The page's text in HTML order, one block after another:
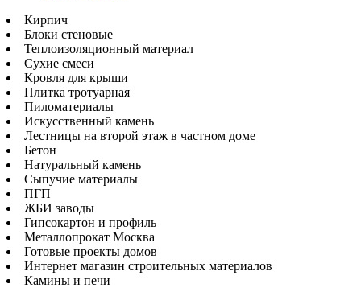
Кирпич
Блоки стеновые
Теплоизоляционный материал
Сухие смеси
Кровля для крыши
Плитка тротуарная
Пиломатериалы
Искусственный камень
Лестницы на второй этаж в частном доме
Бетон
Натуральный камень
Сыпучие материалы
ПГП
ЖБИ заводы
Гипсокартон и профиль
Металлопрокат Москва
Готовые проекты домов
Интернет магазин строительных материалов
Камины и печи